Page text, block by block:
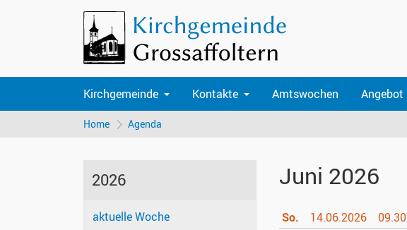
Kirchgemeinde Kontakte Amtswochen Angebot
Home Agenda
2026
aktuelle Woche
Juni 2026
So. 14.06.2026 09.30